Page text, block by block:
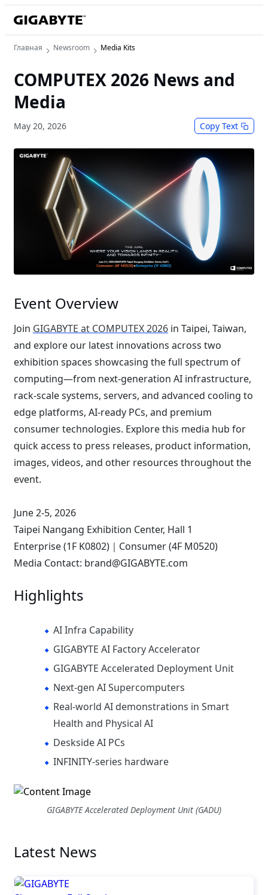
Главная Newsroom Media Kits
COMPUTEX 2026 News and
Media
May 20, 2026 Copy Text
Event Overview
Join GIGABYTE at COMPUTEX 2026 in Taipei, Taiwan,
and explore our latest innovations across two
exhibition spaces showcasing the full spectrum of
computing—from next-generation AI infrastructure,
rack-scale systems, servers, and advanced cooling to
edge platforms, AI-ready PCs, and premium
consumer technologies. Explore this media hub for
quick access to press releases, product information,
images, videos, and other resources throughout the
event.
June 2-5, 2026
Taipei Nangang Exhibition Center, Hall 1
Enterprise (1F K0802)｜Consumer (4F M0520)
Media Contact: brand@GIGABYTE.com
Highlights
AI Infra Capability
GIGABYTE AI Factory Accelerator
GIGABYTE Accelerated Deployment Unit
Next-gen AI Supercomputers
Real-world AI demonstrations in Smart
Health and Physical AI
Deskside AI PCs
INFINITY-series hardware
GIGABYTE Accelerated Deployment Unit (GADU)
Latest News